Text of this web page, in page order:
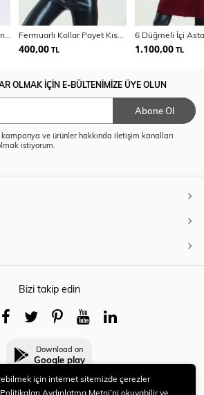
Babil Kumaş Kimono_Kmn31526 Fermuarlı Kollar Payet Kısa Abiye Mont | Mnt31265
400,00 TL 1.100,00 TL
OLMAK İÇİN E-BÜLTENİMİZE ÜYE OLUN
Abone Ol
ve ürünler hakkında iletişim kanalları
istiyorum.
Bizi takip edin
Download on
Google play
için internet sitemizde çerezler
Aydınlatma Metni’ni okuyabilir ve